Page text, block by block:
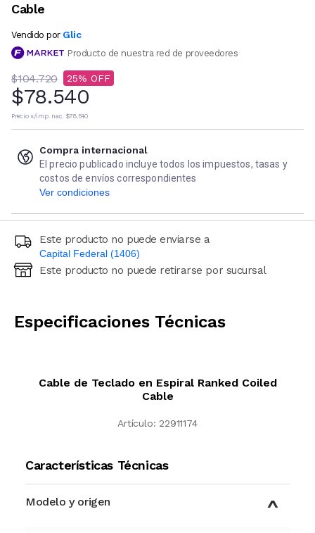
Cable
Vendido por Glic
Producto de nuestra red de proveedores
$104.720 25
$78.540
Precio s/imp. nac. $78.540
Compra internacional
El precio publicado incluye todos los impuestos, tasas y
costos de envíos correspondientes
Ver condiciones
Este producto no puede enviarse a
Capital Federal (1406)
Ingresá código postal (sólo números)
Este producto no puede retirarse por sucursal
Especificaciones Técnicas
Cable de Teclado en Espiral Ranked Coiled
Cable
Artículo: 22911174
Características Técnicas
Modelo y origen